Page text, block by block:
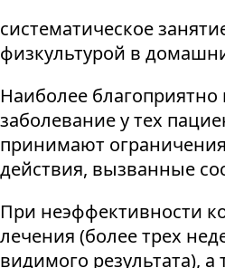
систематическое
физкультурой в
Наиболее благоприятно
заболевание у тех
принимают
действия, вызванные
При неэффективности
лечения (более трех
видимого результата),